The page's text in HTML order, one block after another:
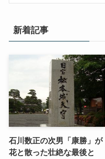
新着記事
石川数正の次男「康勝」が
花と散った壮絶な最後と